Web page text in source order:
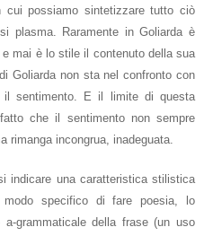
cui possiamo sintetizzare tutto ciò
plasma. Raramente in Goliarda è
e mai è lo stile il contenuto della sua
Goliarda non sta nel confronto con
il sentimento. E il limite di questa
che il sentimento non sempre
rimanga incongrua, inadeguata.
indicare una caratteristica stilistica
specifico di fare poesia, lo
grammaticale della frase (un uso